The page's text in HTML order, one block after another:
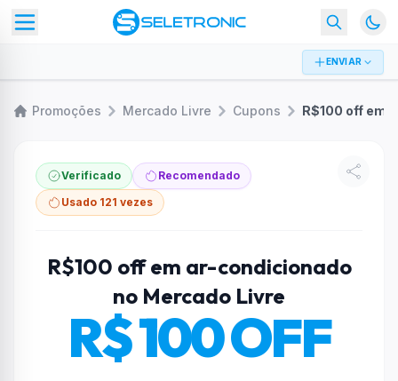
ENVIAR
Promoções Mercado Livre Cupons
Verificado
Recomendado
Usado 121 vezes
R$100 off em ar-condicionado
no Mercado Livre
R$ 100 OFF